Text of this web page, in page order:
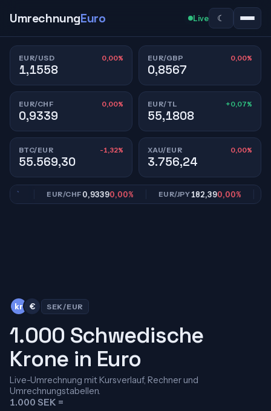
UmrechnungEuro Live ☾
EUR/USD 0,00%
1,1558
EUR/GBP 0,00%
0,8567
EUR/CHF 0,00%
0,9339
EUR/TL +0,07%
55,1808
BTC/EUR -1,32%
55.569,30
XAU/EUR 0,00%
3.756,24
EUR/CHF0,93390,00% EUR/JPY182,390,00%
kr € SEK/EUR
1.000 Schwedische
Krone in Euro
Live-Umrechnung mit Kursverlauf, Rechner und
Umrechnungstabellen.
1.000 SEK =